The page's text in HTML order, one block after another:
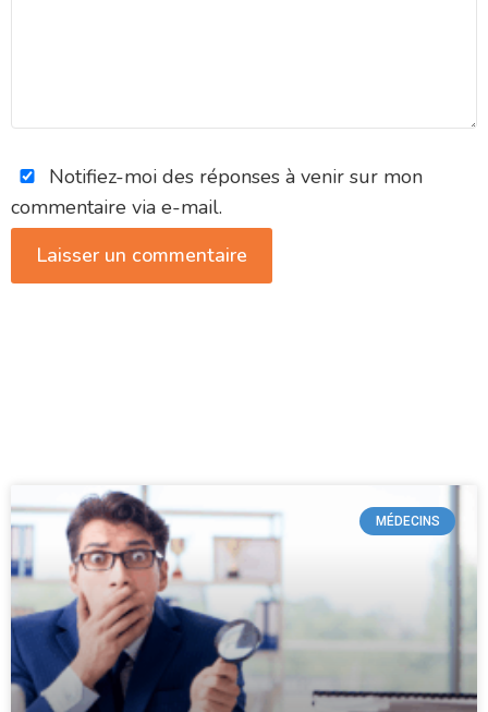
Notifiez-moi des réponses à venir sur mon
commentaire via e-mail.
MÉDECINS